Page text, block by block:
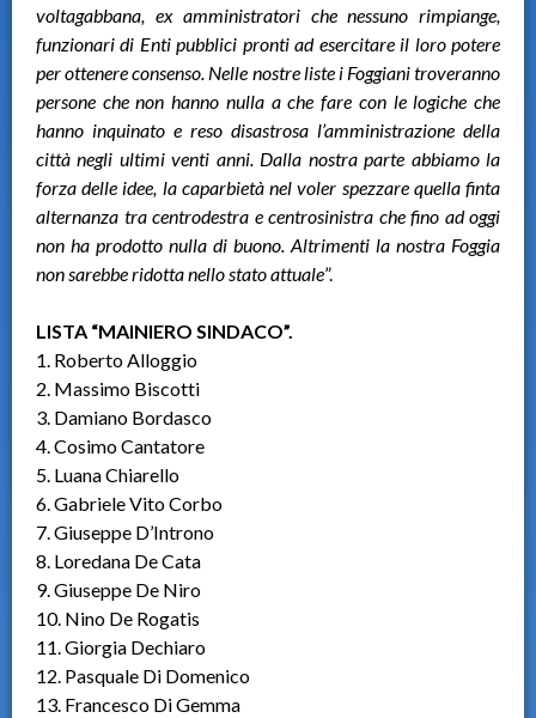
voltagabbana, ex amministratori che nessuno rimpiange,
funzionari di Enti pubblici pronti ad esercitare il loro potere
per ottenere consenso. Nelle nostre liste i Foggiani troveranno
persone che non hanno nulla a che fare con le logiche che
hanno inquinato e reso disastrosa l’amministrazione della
città negli ultimi venti anni. Dalla nostra parte abbiamo la
forza delle idee, la caparbietà nel voler spezzare quella finta
alternanza tra centrodestra e centrosinistra che fino ad oggi
non ha prodotto nulla di buono. Altrimenti la nostra Foggia
non sarebbe ridotta nello stato attuale”.
LISTA “MAINIERO SINDACO”.
1. Roberto Alloggio
2. Massimo Biscotti
3. Damiano Bordasco
4. Cosimo Cantatore
5. Luana Chiarello
6. Gabriele Vito Corbo
7. Giuseppe D’Introno
8. Loredana De Cata
9. Giuseppe De Niro
10. Nino De Rogatis
11. Giorgia Dechiaro
12. Pasquale Di Domenico
13. Francesco Di Gemma